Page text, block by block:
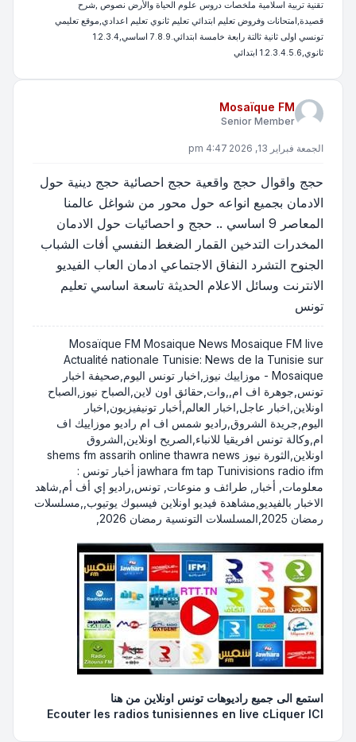
تقنية تربية اسلامية ملخصات دروس علوم الحياة والأرض نصوص ,شرح
قصيدة,امتحانات وفروض تعليم ابتدائي تعليم ثانوي تعليم اعدادي,موقع تعليمي
تونسي اولى ثانية ثالتة رابعة خامسة ابتدائي.7.8.9 اساسي,1.2.3.4
ثانوي,1.2.3.4.5.6 ابتدائي
Mosaïque FM
Senior Member
الجمعة فبراير 13, 2026 4:47 pm
حجج واقوال حجج واقعية حجج احصائية حجج دينية حول
الادمان بجميع انواعه حول محور من شواغل عالمنا
المعاصر 9 اساسي .. حجج و احصائيات حول الادمان
المخدرات التدخين القمار الضغط النفسي أفات الشباب
الجنوح التشرد النفاق الاجتماعي ادمان العاب الفيديو
الانترنت وسائل الاعلام الحديثة تاسعة اساسي تعليم
تونس
Mosaïque FM Mosaique News Mosaique FM live
Actualité nationale Tunisie: News de la Tunisie sur
Mosaique - موزاييك نيوز,اخبار تونس اليوم,صحيفة اخبار
تونس,جوهرة اف ام,,وات,حقائق اون لاين,الصباح نيوز,الصباح
اونلاين,اخبار عاجل,اخبار العالم,أخبار تونيفيزيون,اخبار
اليوم,جريدة الشروق,راديو شمس اف ام راديو موزاييك اف
ام,وكالة تونس افريقيا للانباء,الصريح اونلاين,الشروق
اونلاين,الثورة نيوز shems fm assarih online thawra news
jawhara fm tap Tunivisions radio ifm أخبار تونس :
معلومات, أخبار, طرائف و منوعات, تونس,راديو إي أف أم,شاهد
الاخبار بالفيديو,مشاهدة فيديو اونلاين فيسبوك يوتيوب,,مسلسلات
رمضان 2025,المسلسلات التونسية رمضان 2026,
استمع الى جميع راديوهات تونس اونلاين من هنا
Ecouter les radios tunisiennes en live cLiquer ICI